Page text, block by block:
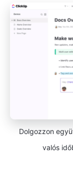
Dolgozzon
valós